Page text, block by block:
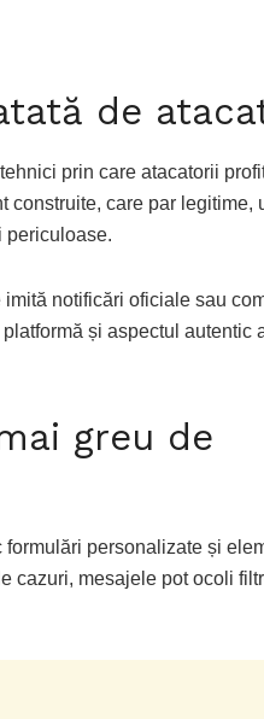
de
prin care atacatorii
construite, care par legitime,
periculoase.
notificări oficiale sau
și aspectul autentic
greu de
personalizate și
cazuri, mesajele pot ocoli